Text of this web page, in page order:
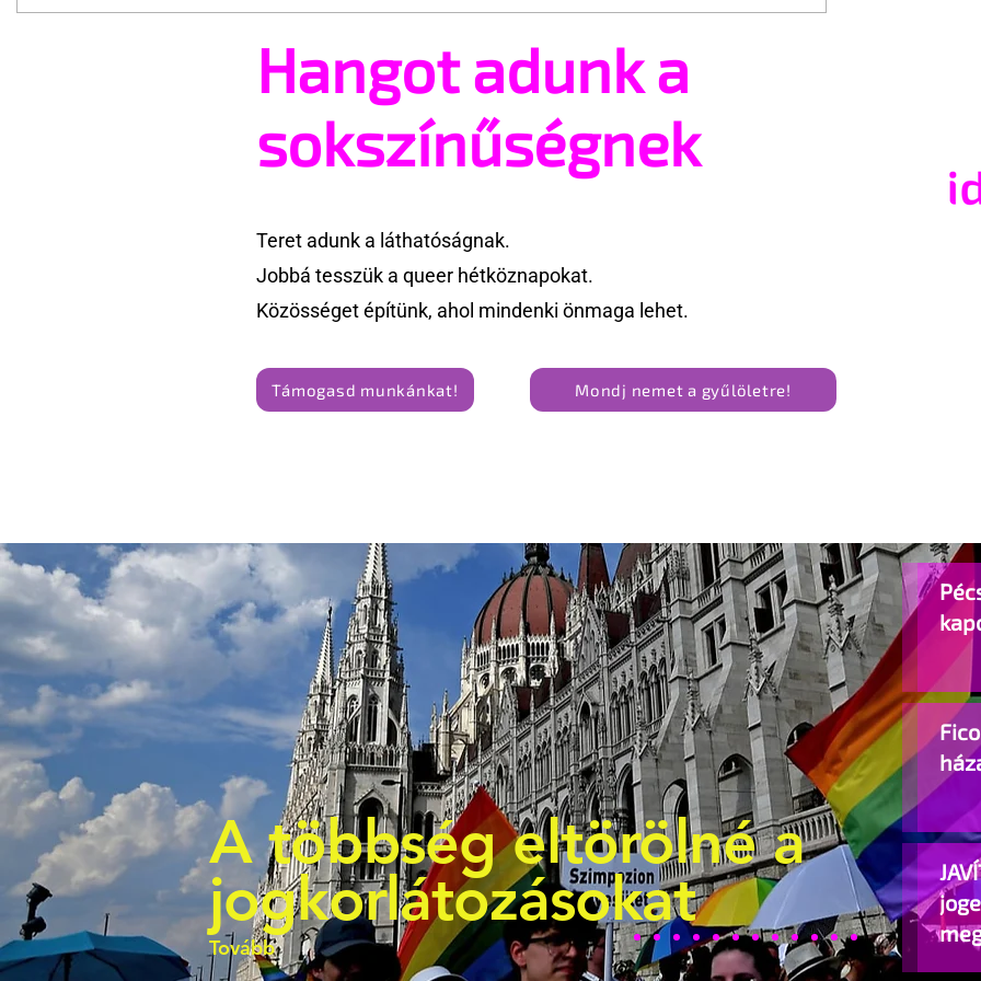
A mellrákszűrésről senki sem
beszél a mellkasi műtétek
Támogathatsz és ajánlhatsz:
Te is részt vehetsz a Pécs
Pride megvalósításában
Hangot adunk a
sokszínűségnek
Teret adunk a láthatóságnak.
Jobbá tesszük a queer hétköznapokat.
Közösséget építünk, ahol mindenki önmaga lehet.
Támogasd munkánkat! Mondj nemet a gyűlöletre!
A többség eltörölné a
jogkorlátozásokat
Tovább